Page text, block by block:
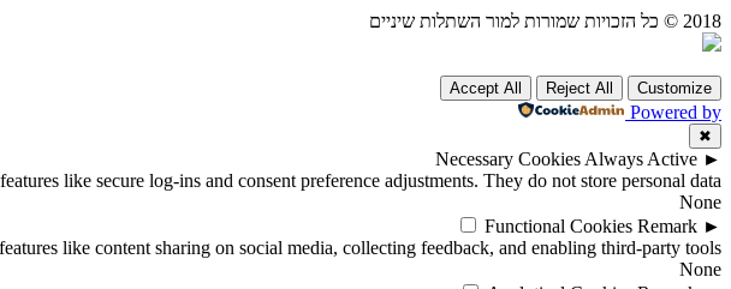
2018 © כל הזכויות שמורות למור השתלות שיניים
Customize
Reject All
Accept All
Powered by
✖
►
Necessary Cookies Always Active
like secure log-ins and consent preference adjustments. They do not store personal data.
None
►
Functional Cookies Remark
like content sharing on social media, collecting feedback, and enabling third-party tools.
None